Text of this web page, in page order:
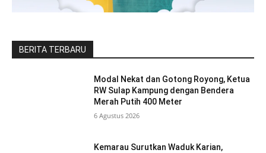
BERITA TERBARU
Modal Nekat dan Gotong Royong, Ketua
RW Sulap Kampung dengan Bendera
Merah Putih 400 Meter
6 Agustus 2026
Kemarau Surutkan Waduk Karian,